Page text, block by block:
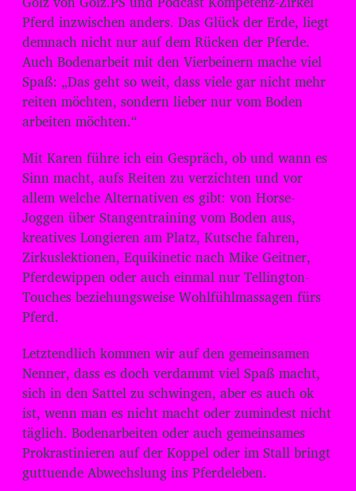
o
-
P
l
a
y
r
Pferd inzwischen anders. Das Glück der Erde, liegt
demnach nicht nur auf dem Rücken der Pferde.
Auch Bodenarbeit mit den Vierbeinern mache viel
Spaß: „Das geht so weit, dass viele gar nicht mehr
reiten möchten, sondern lieber nur vom Boden
arbeiten möchten.“
Mit Karen führe ich ein Gespräch, ob und wann es
Sinn macht, aufs Reiten zu verzichten und vor
allem welche Alternativen es gibt: von Horse-
Joggen über Stangentraining vom Boden aus,
kreatives Longieren am Platz, Kutsche fahren,
Zirkuslektionen, Equikinetic nach Mike Geitner,
Pferdewippen oder auch einmal nur Tellington-
Touches beziehungsweise Wohlfühlmassagen fürs
Pferd.
Letztendlich kommen wir auf den gemeinsamen
Nenner, dass es doch verdammt viel Spaß macht,
sich in den Sattel zu schwingen, aber es auch ok
ist, wenn man es nicht macht oder zumindest nicht
täglich. Bodenarbeiten oder auch gemeinsames
Prokrastinieren auf der Koppel oder im Stall bringt
guttuende Abwechslung ins Pferdeleben.